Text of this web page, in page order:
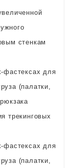
стенкам
фастексах для
(палатки,
трекинговых
фастексах для
(палатки,